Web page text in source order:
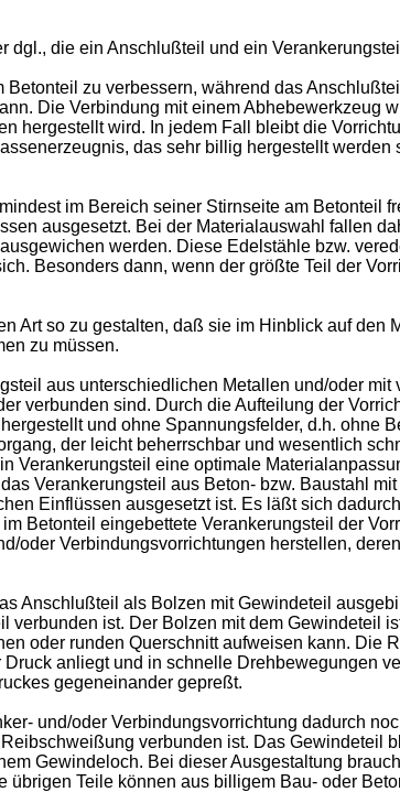
dgl., die ein Anschlußteil und ein
zu verbessern, während das
Die Verbindung mit einem Abhebewerkzeug
hergestellt wird. In jedem Fall bleibt die
das sehr billig hergestellt werden
im Bereich seiner Stirnseite am Betonteil
ausgesetzt. Bei der Materialauswahl fallen
werden. Diese Edelstähle bzw.
Besonders dann, wenn der größte Teil der
Art so zu gestalten, daß sie im Hinblick auf den
zu müssen.
aus unterschiedlichen Metallen und/oder mit
verbunden sind. Durch die Aufteilung der
und ohne Spannungsfelder, d.h. ohne
der leicht beherrschbar und wesentlich
Verankerungsteil eine optimale
Verankerungsteil aus Beton- bzw. Baustahl
Einflüssen ausgesetzt ist. Es läßt sich
Betonteil eingebettete Verankerungsteil der
oder Verbindungsvorrichtungen herstellen,
Anschlußteil als Bolzen mit Gewindeteil
ist. Der Bolzen mit dem Gewindeteil
oder runden Querschnitt aufweisen kann. Die
anliegt und in schnelle Drehbewegungen
gegeneinander gepreßt.
und/oder Verbindungsvorrichtung dadurch
verbunden ist. Das Gewindeteil
Gewindeloch. Bei dieser Ausgestaltung
Teile können aus billigem Bau- oder